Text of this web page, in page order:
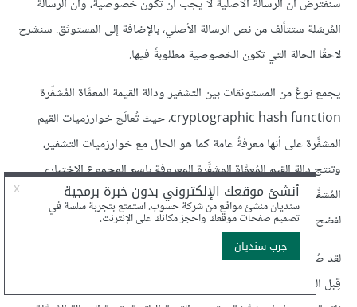
سنفترض أن الرسالة الأصلية لا يجب أن تكون خصوصية، وأن الرسالة
المُرسَلة ستتألف من نص الرسالة الأصلي، بالإضافة إلى المستوثق. سنشرح
لاحقًا الحالة التي تكون الخصوصية مطلوبةً فيها.
يجمع نوعٌ من المستوثقات بين التشفير ودالة القيمة المعمَّاة المُشفّرة
cryptographic hash function، حيث تُعالَج خوارزميات القيم
المشفَّرة على أنها معرفةٌ عامة كما هو الحال مع خوارزميات التشفير،
وتنتج دالة القيم المُعمَّاة المشفَّرة المعروفة باسم المجموع الاختباري
المُشفَّر cryptographic checksum معلوماتٍ زائدة حول رسالةٍ
لفضح أي تلاعب.
لقد صُمِّم المجموع الاختباري المُشفَّر لكشف الفساد المتعمَّد للرسائل من